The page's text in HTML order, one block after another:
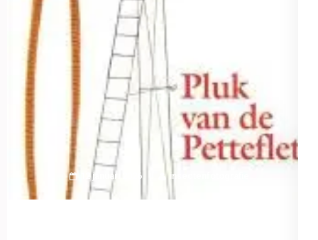
12 januari 2026 insectenfotografie